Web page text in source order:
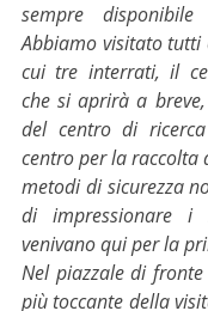
Abbiamo visitato
cui tre interrati, il
che si aprirà a
del centro di
centro per la raccolta
metodi di sicurezza
di impressionare i
venivano qui per la
Nel piazzale di